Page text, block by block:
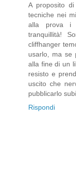
A proposito
tecniche nei
alla prova i
tranquillità!
cliffhanger
usarlo, ma se
alla fine di un
resisto e
uscito che
pubblicarlo
Rispondi